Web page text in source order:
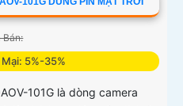
Bán:
5%-35%
101G là dòng camera